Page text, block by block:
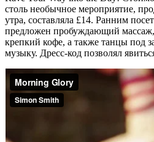
столь необычное мероприятие,
утра, составляла £14. Ранним
предложен пробуждающий
крепкий кофе, а также танцы под
музыку. Дресс-код позволял